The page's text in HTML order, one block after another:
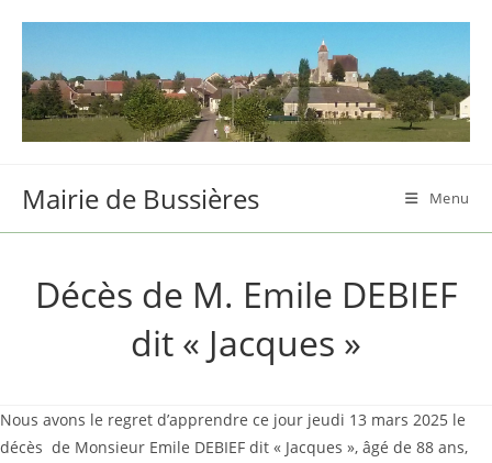
content
Mairie de Bussières Menu
Décès de M. Emile DEBIEF
dit « Jacques »
Nous avons le regret d’apprendre ce jour jeudi 13 mars 2025 le
décès de Monsieur Emile DEBIEF dit « Jacques », âgé de 88 ans,